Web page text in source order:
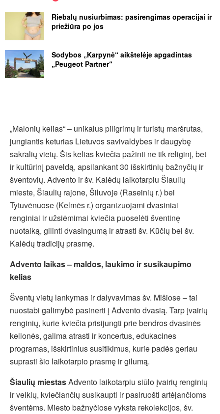
Riebalų nusiurbimas: pasirengimas operacijai ir
priežiūra po jos
Sodybos „Karpynė“ aikštelėje apgadintas
„Peugeot Partner“
„Malonių kelias“ – unikalus piligrimų ir turistų maršrutas,
jungiantis keturias Lietuvos savivaldybes ir daugybę
sakralių vietų. Šis kelias kviečia pažinti ne tik religinį, bet
ir kultūrinį paveldą, apsilankant 30 išskirtinių bažnyčių ir
šventovių. Advento ir šv. Kalėdų laikotarpiu Šiaulių
mieste, Šiaulių rajone, Šiluvoje (Raseinių r.) bei
Tytuvėnuose (Kelmės r.) organizuojami dvasiniai
renginiai ir užsiėmimai kviečia puoselėti šventinę
nuotaiką, gilinti dvasingumą ir atrasti šv. Kūčių bei šv.
Kalėdų tradicijų prasmę.
Advento laikas – maldos, laukimo ir susikaupimo
kelias
Šventų vietų lankymas ir dalyvavimas šv. Mišiose – tai
nuostabi galimybė pasinerti į Advento dvasią. Tarp įvairių
renginių, kurie kviečia prisijungti prie bendros dvasinės
kelionės, galima atrasti ir koncertus, edukacines
programas, išskirtinius susitikimus, kurie padės geriau
suprasti šio laikotarpio prasmę ir gilumą.
Šiaulių miestasAdvento laikotarpiu siūlo įvairių renginių
ir veiklų, kviečiančių susikaupti ir pasiruošti artėjančioms
šventėms. Miesto bažnyčiose vyksta rekolekcijos, šv.